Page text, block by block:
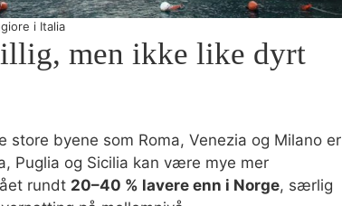
i Italia
men ikke like dyrt
byene som Roma, Venezia og Milano er
Puglia og Sicilia kan være mye mer
rundt 20–40 % lavere enn i Norge, særlig